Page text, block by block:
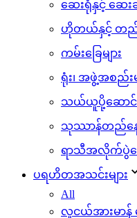
ဆေးရုံနှင့် ဆေးခ
ဟိုတယ်နှင့် တည်း
ကမ်းခြေများ
ရုံး၊ အဖွဲ့အစည်းမ
သယ်ယူပို့ဆောင်
သုဿာန်တည်နေရ
ရာသီအလိုက်ပွဲတေ
ပရဟိတအသင်းများ
All
လူငယ်အားမာ